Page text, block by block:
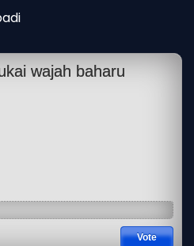
wajah baharu